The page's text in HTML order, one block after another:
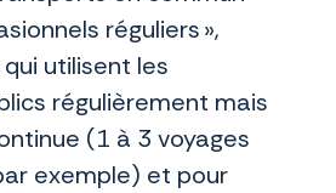
réguliers »,
utilisent les
régulièrement mais
(1 à 3 voyages
exemple) et pour